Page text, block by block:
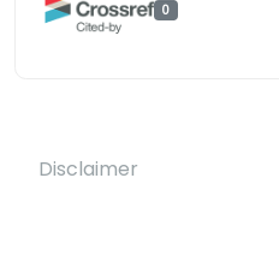
0
Disclaimer